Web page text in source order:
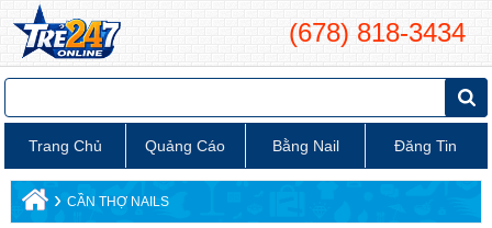
(678) 818-3434
Trang Chủ Quảng Cáo Bằng Nail Đăng Tin
› CẦN THỢ NAILS